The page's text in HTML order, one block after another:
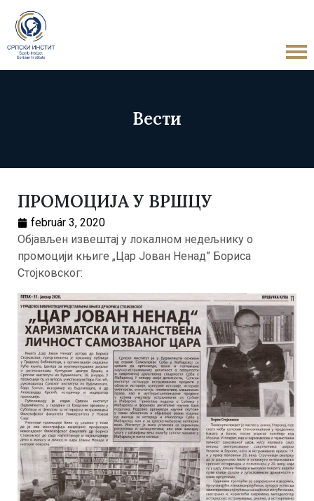
Вести
ПРОМОЦИЈА У ВРШЦУ
február 3, 2020
Објављен извештај у локалном недељнику о
промоцији књиге „Цар Јован Ненад” Бориса
Стојковског: